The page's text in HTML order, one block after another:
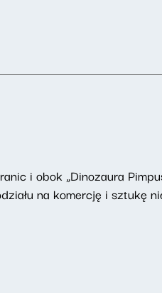
i obok „Dinozaura
na komercję i sztukę